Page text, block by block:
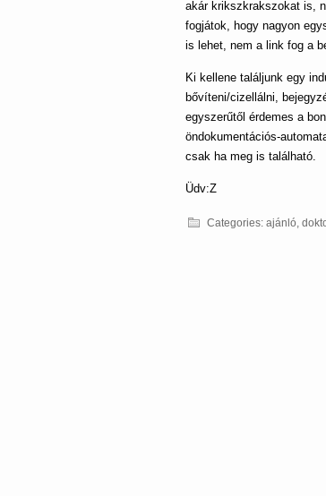
akár krikszkrakszokat is,
fogjátok, hogy nagyon
is lehet, nem a link fog a
Ki kellene találjunk egy
bővíteni/cizellálni,
egyszerűtől érdemes a
öndokumentációs-
csak ha meg is található.
Üdv:Z
Categories: ajánló,